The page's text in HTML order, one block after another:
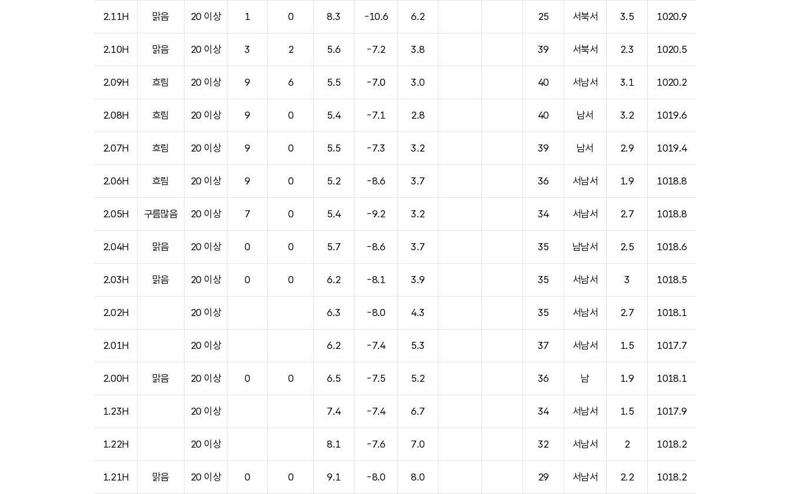
2.11H 맑음 20 이상 1 0 8.3 -10.6 6.2 25 서북서 3.5 1020.9
2.10H 맑음 20 이상 3 2 5.6 -7.2 3.8 39 서북서 2.3 1020.5
2.09H 흐림 20 이상 9 6 5.5 -7.0 3.0 40 서남서 3.1 1020.2
2.08H 흐림 20 이상 9 0 5.4 -7.1 2.8 40 남서 3.2 1019.6
2.07H 흐림 20 이상 9 0 5.5 -7.3 3.2 39 남서 2.9 1019.4
2.06H 흐림 20 이상 9 0 5.2 -8.6 3.7 36 서남서 1.9 1018.8
2.05H 구름많음 20 이상 7 0 5.4 -9.2 3.2 34 서남서 2.7 1018.8
2.04H 맑음 20 이상 0 0 5.7 -8.6 3.7 35 남남서 2.5 1018.6
2.03H 맑음 20 이상 0 0 6.2 -8.1 3.9 35 서남서 3 1018.5
2.02H 20 이상 6.3 -8.0 4.3 35 서남서 2.7 1018.1
2.01H 20 이상 6.2 -7.4 5.3 37 서남서 1.5 1017.7
2.00H 맑음 20 이상 0 0 6.5 -7.5 5.2 36 남 1.9 1018.1
1.23H 20 이상 7.4 -7.4 6.7 34 서남서 1.5 1017.9
1.22H 20 이상 8.1 -7.6 7.0 32 서남서 2 1018.2
1.21H 맑음 20 이상 0 0 9.1 -8.0 8.0 29 서남서 2.2 1018.2